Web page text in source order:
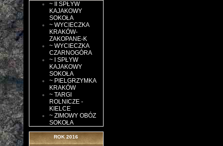
~ II SPŁYW
KAJAKOWY
SOKOŁA
~ WYCIECZKA
KRAKÓW-
ZAKOPANE-K
~ WYCIECZKA
CZARNOGÓRA
~ I SPŁYW
KAJAKOWY
SOKOŁA
~ PIELGRZYMKA
KRAKÓW
~ TARGI
ROLNICZE -
KIELCE
~ ZIMOWY OBÓZ
SOKOŁA
ROK 2016